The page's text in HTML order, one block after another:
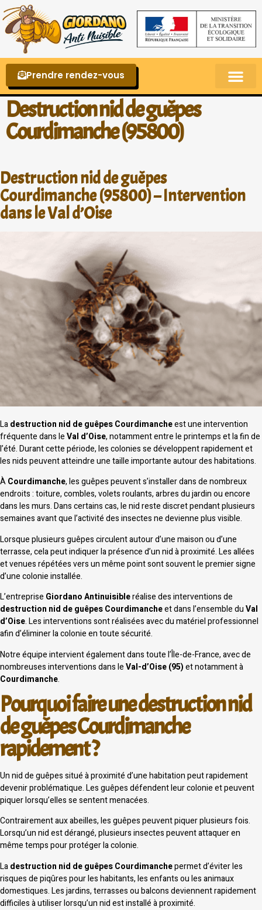
Prendre rendez-vous
Destruction nid de guêpes
Courdimanche (95800)
Destruction nid de guêpes
Courdimanche (95800) – Intervention
dans le Val d’Oise
Ladestruction nid de guêpes Courdimancheest une intervention
fréquente dans leVal d’Oise, notamment entre le printemps et la fin de
l’été. Durant cette période, les colonies se développent rapidement et
les nids peuvent atteindre une taille importante autour des habitations.
ÀCourdimanche, les guêpes peuvent s’installer dans de nombreux
endroits : toiture, combles, volets roulants, arbres du jardin ou encore
dans les murs. Dans certains cas, le nid reste discret pendant plusieurs
semaines avant que l’activité des insectes ne devienne plus visible.
Lorsque plusieurs guêpes circulent autour d’une maison ou d’une
terrasse, cela peut indiquer la présence d’un nid à proximité. Les allées
et venues répétées vers un même point sont souvent le premier signe
d’une colonie installée.
L’entreprise Giordano Antinuisibleréalise des interventions de
destruction nid de guêpes Courdimancheet dans l’ensemble duVal
d’Oise. Les interventions sont réalisées avec du matériel professionnel
afin d’éliminer la colonie en toute sécurité.
Notre équipe intervient également dans toute l’Île-de-France, avec de
nombreuses interventions dans leVal-d’Oise (95)et notamment à
Courdimanche.
Pourquoi faire une destruction nid
de guêpes Courdimanche
rapidement ?
Un nid de guêpes situé à proximité d’une habitation peut rapidement
devenir problématique. Les guêpes défendent leur colonie et peuvent
piquer lorsqu’elles se sentent menacées.
Contrairement aux abeilles, les guêpes peuvent piquer plusieurs fois.
Lorsqu’un nid est dérangé, plusieurs insectes peuvent attaquer en
même temps pour protéger la colonie.
Ladestruction nid de guêpes Courdimanchepermet d’éviter les
risques de piqûres pour les habitants, les enfants ou les animaux
domestiques. Les jardins, terrasses ou balcons deviennent rapidement
difficiles à utiliser lorsqu’un nid est installé à proximité.